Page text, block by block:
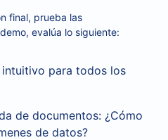
final, prueba las
evalúa lo siguiente:
intuitivo para todos los
de documentos: ¿Cómo
de datos?